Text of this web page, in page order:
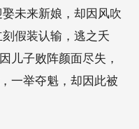
未来新娘，却因风吹
假装认输，逃之夭
因儿子败阵颜面尽失，
一举夺魁，却因此被